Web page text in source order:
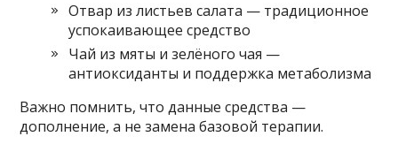
Отвар из листьев салата — традиционное
успокаивающее средство
Чай из мяты и зелёного чая —
антиоксиданты и поддержка метаболизма
Важно помнить, что данные средства —
дополнение, а не замена базовой терапии.